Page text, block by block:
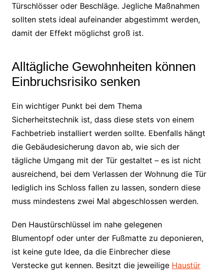
Türschlösser oder Beschläge. Jegliche Maßnahmen
sollten stets ideal aufeinander abgestimmt werden,
damit der Effekt möglichst groß ist.
Alltägliche Gewohnheiten können
Einbruchsrisiko senken
Ein wichtiger Punkt bei dem Thema
Sicherheitstechnik ist, dass diese stets von einem
Fachbetrieb installiert werden sollte. Ebenfalls hängt
die Gebäudesicherung davon ab, wie sich der
tägliche Umgang mit der Tür gestaltet – es ist nicht
ausreichend, bei dem Verlassen der Wohnung die Tür
lediglich ins Schloss fallen zu lassen, sondern diese
muss mindestens zwei Mal abgeschlossen werden.
Den Haustürschlüssel im nahe gelegenen
Blumentopf oder unter der Fußmatte zu deponieren,
ist keine gute Idee, da die Einbrecher diese
Verstecke gut kennen. Besitzt die jeweilige Haustür